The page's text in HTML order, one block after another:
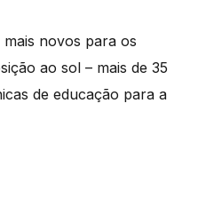
novos para os
ao sol – mais de 35
de educação para a